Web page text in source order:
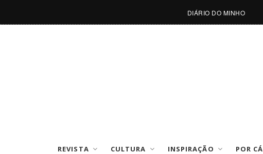
DIÁRIO DO MINHO
REVISTA CULTURA INSPIRAÇÃO POR CÁ